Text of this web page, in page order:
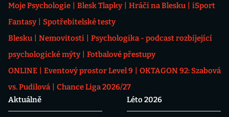
Moje Psychologie Blesk Tlapky Hráči na Blesku
iSport
Fantasy
Spotřebitelské testy
Blesku
Nemovitosti
Psychologika - podcast rozbíjející
psychologické mýty
Fotbalové přestupy
ONLINE
Eventový prostor Level 9
OKTAGON 92: Szabová
vs. Pudilová
Chance Liga 2026/27
Aktuálně
Léto 2026